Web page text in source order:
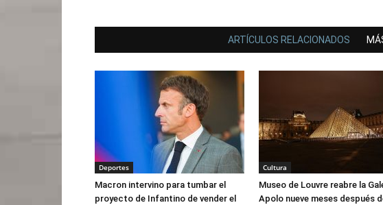
ARTÍCULOS RELACIONADOS
Deportes
Macron intervino para tumbar el
proyecto de Infantino de vender el
Cultura
Museo de Louvre reabre la
Apolo nueve meses después